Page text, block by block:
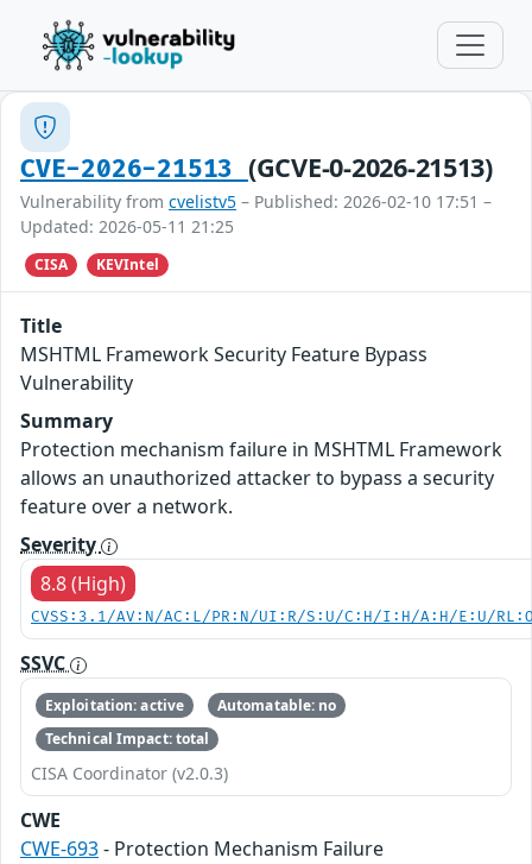
CVE-2026-21513 (GCVE-0-2026-21513)
Vulnerability from cvelistv5 – Published: 2026-02-10 17:51 –
Updated: 2026-05-11 21:25
CISA KEVIntel
Title
MSHTML Framework Security Feature Bypass
Vulnerability
Summary
Protection mechanism failure in MSHTML Framework
allows an unauthorized attacker to bypass a security
feature over a network.
Severity
8.8 (High)
CVSS:3.1/AV:N/AC:L/PR:N/UI:R/S:U/C:H/I:H/A:H/E:U/
SSVC
Exploitation: active
Automatable: no
Technical Impact: total
CISA Coordinator (v2.0.3)
CWE
CWE-693- Protection Mechanism Failure